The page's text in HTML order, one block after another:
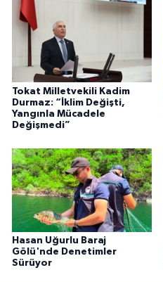
Tokat Milletvekili Kadim
Durmaz: “İklim Değişti,
Yangınla Mücadele
Değişmedi”
Hasan Uğurlu Baraj
Gölü'nde Denetimler
Sürüyor